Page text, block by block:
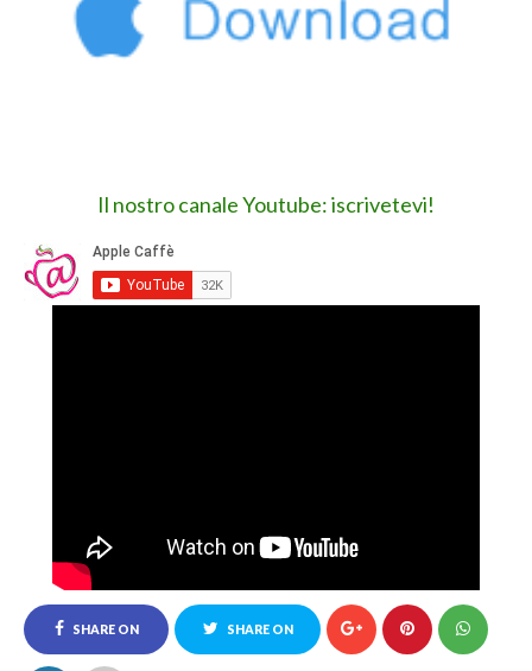
Il nostro canale Youtube: iscrivetevi!
SHARE ON SHARE ON